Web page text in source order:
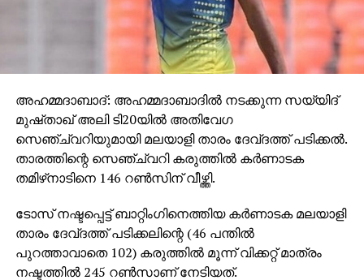
അഹമ്മദാബാദ്: അഹമ്മദാബാദില്‍ നടക്കുന്ന സയ്യിദ്
മുഷ്താഖ് അലി ടി20യില്‍ അതിവേഗ
സെഞ്ച്വറിയുമായി മലയാളി താരം ദേവ്ദത്ത് പടിക്കല്‍.
താരത്തിന്റെ സെഞ്ച്വറി കരുത്തില്‍ കര്‍ണാടക
തമിഴ്‌നാടിനെ 146 റണ്‍സിന് വീഴ്ത്തി.
ടോസ് നഷ്ടപ്പെട്ട് ബാറ്റിംഗിനെത്തിയ കര്‍ണാടക മലയാളി
താരം ദേവ്ദത്ത് പടിക്കലിന്റെ (46 പന്തില്‍
പുറത്താവാതെ 102) കരുത്തില്‍ മൂന്ന് വിക്കറ്റ് മാത്രം
നഷ്ടത്തില്‍ 245 റണ്‍സാണ് നേടിയത്.